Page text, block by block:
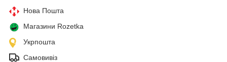
Нова Пошта
Магазини Rozetka
Укрпошта
Самовивіз